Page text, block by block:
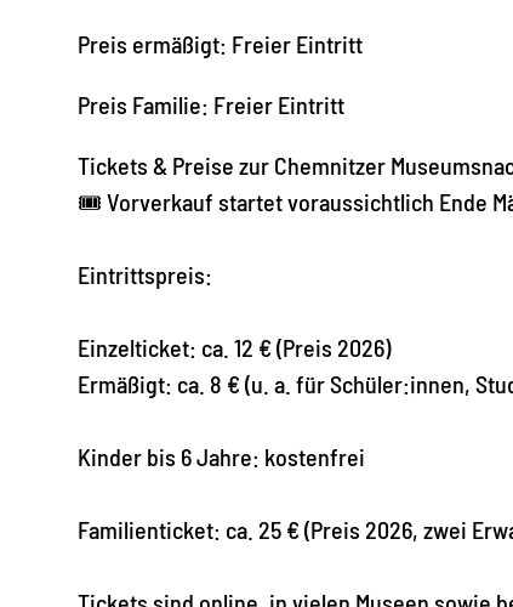
Preis ermäßigt: Freier Eintritt
Preis Familie: Freier Eintritt
Tickets & Preise zur Chemnitzer
🎟️ Vorverkauf startet voraussichtlich Ende
Eintrittspreis:
Einzelticket: ca. 12 € (Preis 2026)
Ermäßigt: ca. 8 € (u. a. für Schüler:innen,
Kinder bis 6 Jahre: kostenfrei
Familienticket: ca. 25 € (Preis 2026, zwei